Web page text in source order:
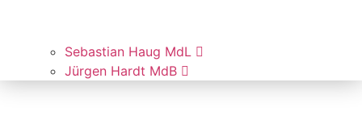
Sebas­ti­an Haug MdL
Jür­gen Hardt MdB